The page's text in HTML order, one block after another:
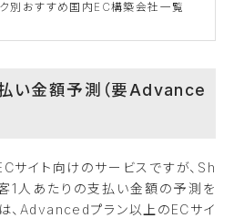
ク別おすすめ国内EC構築会社一覧
い金額予測（要Advance
サイト向けのサービスですが、Sh
人あたりの支払い金額の予測を
、Advancedプラン以上のECサイ